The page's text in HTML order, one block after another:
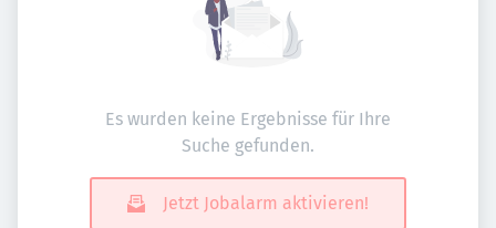
Es wurden keine Ergebnisse für Ihre
Suche gefunden.
Jetzt Jobalarm aktivieren!